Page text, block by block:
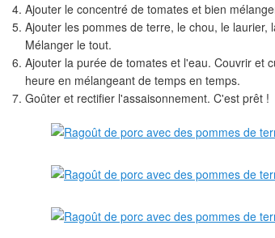
Ajouter le concentré de tomates et bien
Ajouter les pommes de terre, le chou, le laurier,
Mélanger le tout.
Ajouter la purée de tomates et l'eau. Couvrir et
heure en mélangeant de temps en temps.
Goûter et rectifier l'assaisonnement. C'est prêt !